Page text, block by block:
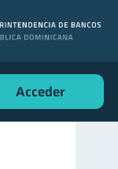
Acceder